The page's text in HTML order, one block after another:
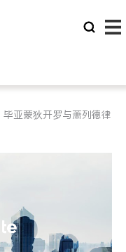
毕亚蒙狄开罗与萧列德律